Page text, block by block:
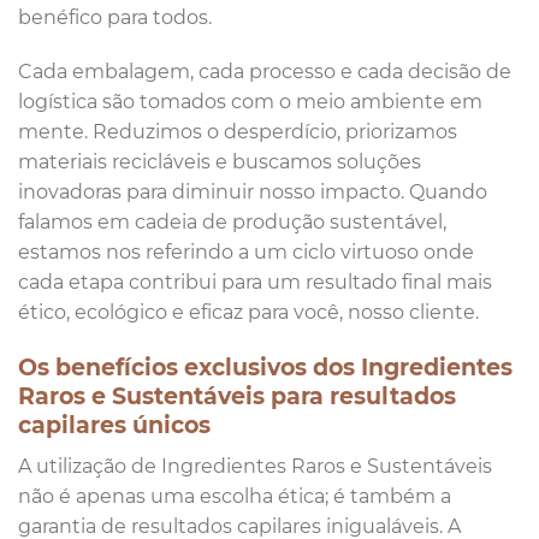
benéfico para todos.
Cada embalagem, cada processo e cada decisão de
logística são tomados com o meio ambiente em
mente. Reduzimos o desperdício, priorizamos
materiais recicláveis e buscamos soluções
inovadoras para diminuir nosso impacto. Quando
falamos em cadeia de produção sustentável,
estamos nos referindo a um ciclo virtuoso onde
cada etapa contribui para um resultado final mais
ético, ecológico e eficaz para você, nosso cliente.
Os benefícios exclusivos dos Ingredientes
Raros e Sustentáveis para resultados
capilares únicos
A utilização de Ingredientes Raros e Sustentáveis
não é apenas uma escolha ética; é também a
garantia de resultados capilares inigualáveis. A